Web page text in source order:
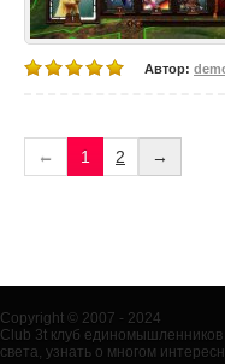
Автор:
← 1 2 →
Copyright © 2007 - 2024
Club 3t клуб
света, узнать о многом